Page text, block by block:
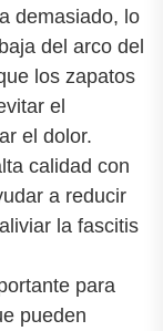
demasiado, lo
del arco del
los zapatos
el
el dolor.
calidad con
a reducir
la fascitis
para
pueden